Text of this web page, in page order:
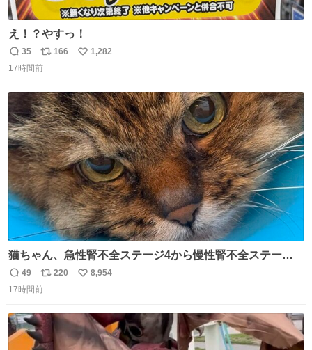
え！？やすっ！
返
信
35
リ
ポ
ト
数
166
い
数
1,282
17時間前
猫ちゃん、急性腎不全ステージ4から慢性腎不全ステージ2
になりました😭点滴も週一で大丈夫になった… このままだ
と2、3日持たないって言われたのが嘘みたい…本当に嬉し
道泣きながら歩いてたら向こうから来た人にすごい顔され
た🫠
返
信
49
リ
ポ
ト
数
220
い
数
8,954
17時間前